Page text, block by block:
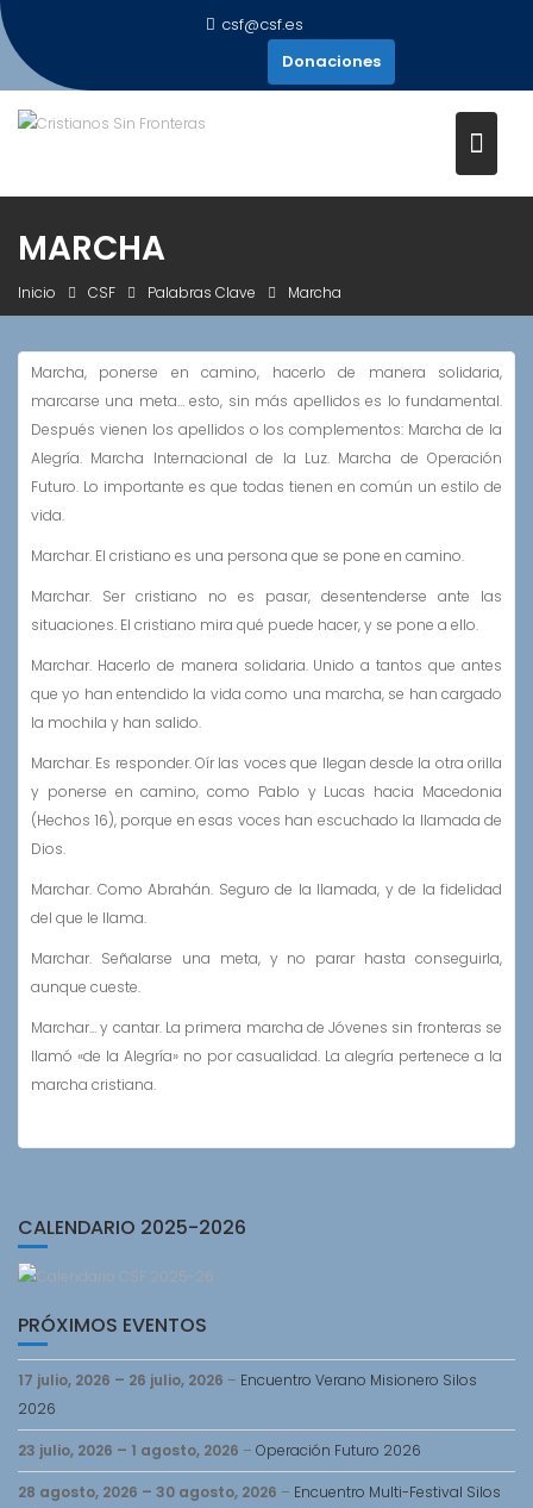
Saltar
al
contenido
csf@csf.es
Donaciones
MARCHA
Inicio CSF Palabras Clave Marcha
Marcha, ponerse en camino, hacerlo de manera solidaria,
marcarse una meta… esto, sin más apellidos es lo fundamental.
Después vienen los apellidos o los complementos: Marcha de la
Alegría. Marcha Internacional de la Luz. Marcha de Operación
Futuro. Lo importante es que todas tienen en común un estilo de
vida.
Marchar. El cristiano es una persona que se pone en camino.
Marchar. Ser cristiano no es pasar, desentenderse ante las
situaciones. El cristiano mira qué puede hacer, y se pone a ello.
Marchar. Hacerlo de manera solidaria. Unido a tantos que antes
que yo han entendido la vida como una marcha, se han cargado
la mochila y han salido.
Marchar. Es responder. Oír las voces que llegan desde la otra orilla
y ponerse en camino, como Pablo y Lucas hacia Macedonia
(Hechos 16), porque en esas voces han escuchado la llamada de
Dios.
Marchar. Como Abrahán. Seguro de la llamada, y de la fidelidad
del que le llama.
Marchar. Señalarse una meta, y no parar hasta conseguirla,
aunque cueste.
Marchar… y cantar. La primera marcha de Jóvenes sin fronteras se
llamó «de la Alegría» no por casualidad. La alegría pertenece a la
marcha cristiana.
CALENDARIO 2025-2026
PRÓXIMOS EVENTOS
17 julio, 2026 – 26 julio, 2026 – Encuentro Verano Misionero Silos
2026
23 julio, 2026 – 1 agosto, 2026 – Operación Futuro 2026
28 agosto, 2026 – 30 agosto, 2026 – Encuentro Multi-Festival Silos